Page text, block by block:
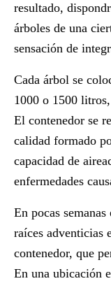
resultado,
árboles de una
sensación de
Cada árbol se
1000 o 1500
El contenedor se
calidad formado
capacidad de
enfermedades
En pocas
raíces adventicias
contenedor, que
En una ubicación